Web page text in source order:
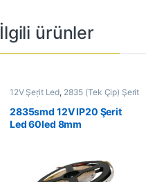
İlgili ürünler
12V Şerit Led, 2835 (Tek Çip) Şerit
Ledler
İç Mekan Şerit Ledler
Led
ve Aydınlatma Çözümleri,Şerit
Led
2835smd 12V IP20 Şerit
Led 60led 8mm